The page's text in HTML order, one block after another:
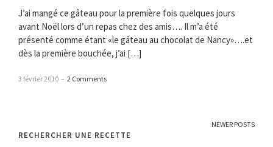
J’ai mangé ce gâteau pour la première fois quelques jours
avant Noël lors d’un repas chez des amis…. Il m’a été
présenté comme étant «le gâteau au chocolat de Nancy»….et
dès la première bouchée, j’ai […]
3 février 2010 – 2 Comments
NEWER POSTS
RECHERCHER UNE RECETTE